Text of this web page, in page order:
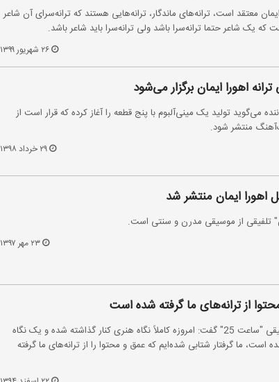
معتقد است، ترانه‌های ماندگار، ترانه‌هایی هستند که ترانه‌سرای آن شاعر
که یک شاعر حتما ترانه‌سرا باشد ولی ترانه‌سرا باید شاعر باشد.
۲۶ شهریور ۱۳۹۹
اهورا ایمان برگزار می‌شود
می‌گوید تولید یک مینی‌آلبوم با پنج قطعه را آغاز کرده که قرار است از
منتشر شود.
۲۹ خرداد ۱۳۹۸
اهورا ایمان منتشر شد
تلفیقی از موسیقی مدرن و سنتی است.
۲۳ مهر ۱۳۹۷
از ترانه‌های ما گرفته شده است
اهورا ایمان در برنامه موسیقی "ساعت 25" گفت: امروزه کاملاً نگاه هنری کنار گذاشته شده و یک نگاه
است، ما گرفتار شتابی شده‌ایم که عمق و محتوا را از ترانه‌های ما گرفته